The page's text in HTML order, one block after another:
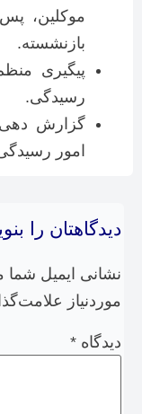
موکلین،
بازنشسته.
پیگیری
رسیدگی.
گزارش
امور
دیدگاهتان را
نشانی ایمیل شما
موردنیاز
دیدگاه *